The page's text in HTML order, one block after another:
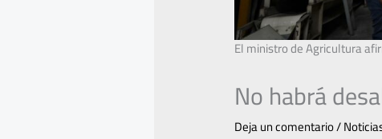
El ministro de Agricultura
No habrá
Deja un comentario/